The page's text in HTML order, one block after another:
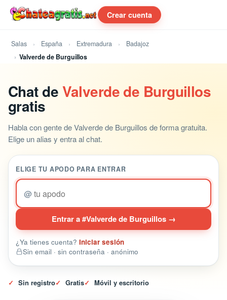
Crear cuenta
Salas España Extremadura
Badajoz
Valverde de Burguillos
Chat deValverde de Burguillos
gratis
Habla con gente de Valverde de Burguillos de forma gratuita.
Elige un alias y entra al chat.
ELIGE TU APODO PARA ENTRAR
@
Entrar a #Valverde de Burguillos →
¿Ya tienes cuenta? Iniciar sesión
Sin email · sin contraseña · anónimo
✓ Sin registro✓ Gratis✓ Móvil y escritorio